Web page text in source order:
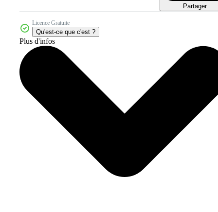
Partager
Licence Gratuite
Qu'est-ce que c'est ?
Plus d'infos